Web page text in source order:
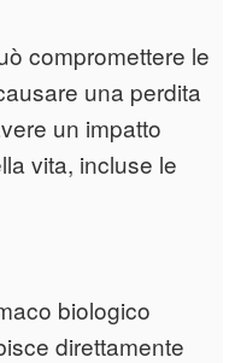
compromettere le
una perdita
un impatto
vita, incluse le
biologico
direttamente